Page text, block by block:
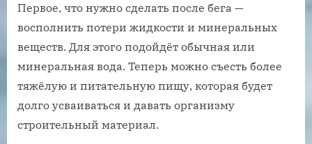
Первое, что нужно сделать после бега —
восполнить потери жидкости и минеральных
веществ. Для этого подойдёт обычная или
минеральная вода. Теперь можно съесть более
тяжёлую и питательную пищу, которая будет
долго усваиваться и давать организму
строительный материал.